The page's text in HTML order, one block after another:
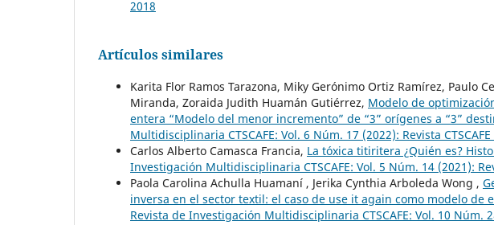
2018
Artículos similares
Karita Flor Ramos Tarazona, Miky Gerónimo Ortiz Ramírez, Paulo
Miranda, Zoraida Judith Huamán Gutiérrez, Modelo de
entera “Modelo del menor incremento” de “3” orígenes a “3”
Multidisciplinaria CTSCAFE: Vol. 6 Núm. 17 (2022): Revista
Carlos Alberto Camasca Francia, La tóxica titiritera ¿Quién es?
Investigación Multidisciplinaria CTSCAFE: Vol. 5 Núm. 14 (2021):
Paola Carolina Achulla Huamaní , Jerika Cynthia Arboleda Wong ,
inversa en el sector textil: el caso de use it again como modelo
Revista de Investigación Multidisciplinaria CTSCAFE: Vol. 10 Núm.